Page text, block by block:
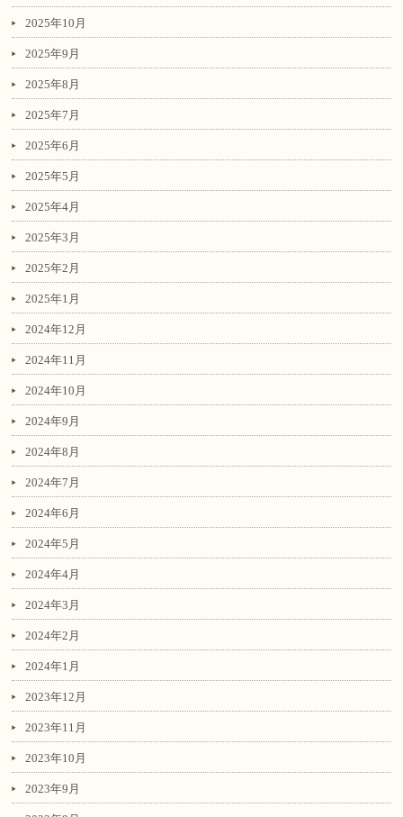
2025年10月
2025年9月
2025年8月
2025年7月
2025年6月
2025年5月
2025年4月
2025年3月
2025年2月
2025年1月
2024年12月
2024年11月
2024年10月
2024年9月
2024年8月
2024年7月
2024年6月
2024年5月
2024年4月
2024年3月
2024年2月
2024年1月
2023年12月
2023年11月
2023年10月
2023年9月